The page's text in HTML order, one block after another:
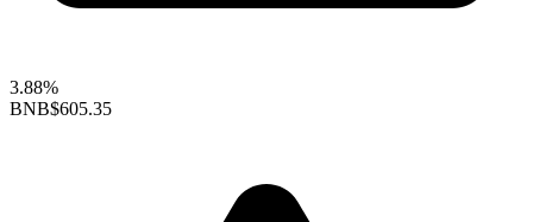
3.88%
BNB$605.35